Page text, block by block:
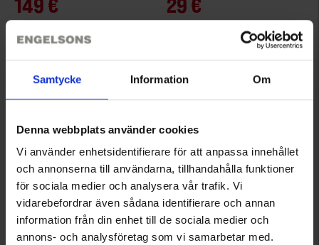
Samtycke Information Om
Denna webbplats använder cookies
Vi använder enhetsidentifierare för att anpassa innehållet
och annonserna till användarna, tillhandahålla funktioner
för sociala medier och analysera vår trafik. Vi
vidarebefordrar även sådana identifierare och annan
information från din enhet till de sociala medier och
annons- och analysföretag som vi samarbetar med.
Damen Jagdanorak Vännäs WP
Brokared
6981
Brokared
6980